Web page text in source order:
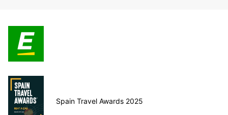
Spain Travel Awards 2025